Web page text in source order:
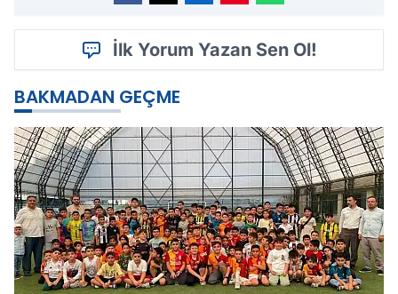
İlk Yorum Yazan Sen Ol!
BAKMADAN GEÇME